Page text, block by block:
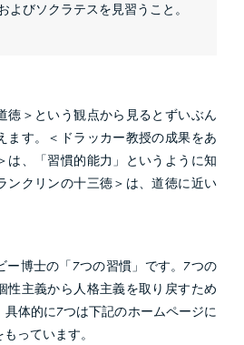
よびソクラテスを見習うこと。
徳＞という観点から見るとずいぶん
ます。＜ドラッカー教授の成果をあ
は、「習慣的能力」というように知
ンクリンの十三徳＞は、道徳に近い
ー博士の「7つの習慣」です。 7つの
性主義から人格主義を取り戻すため
具体的に7つは下記のホームページに
っています。